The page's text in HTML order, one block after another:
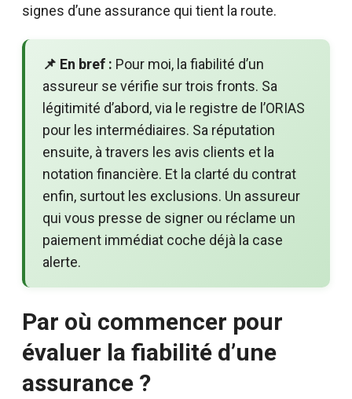
signes d’une assurance qui tient la route.
📌 En bref : Pour moi, la fiabilité d’un
assureur se vérifie sur trois fronts. Sa
légitimité d’abord, via le registre de l’ORIAS
pour les intermédiaires. Sa réputation
ensuite, à travers les avis clients et la
notation financière. Et la clarté du contrat
enfin, surtout les exclusions. Un assureur
qui vous presse de signer ou réclame un
paiement immédiat coche déjà la case
alerte.
Par où commencer pour
évaluer la fiabilité d’une
assurance ?